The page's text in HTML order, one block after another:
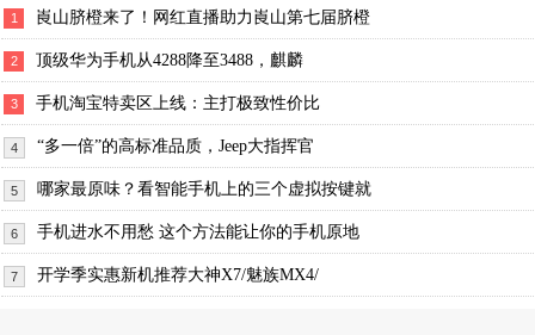
1 崀山脐橙来了！网红直播助力崀山第七届脐橙
2 顶级华为手机从4288降至3488，麒麟
3 手机淘宝特卖区上线：主打极致性价比
4 “多一倍”的高标准品质，Jeep大指挥官
5 哪家最原味？看智能手机上的三个虚拟按键就
6 手机进水不用愁 这个方法能让你的手机原地
7 开学季实惠新机推荐大神X7/魅族MX4/